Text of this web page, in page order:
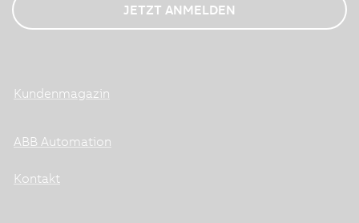
JETZT ANMELDEN
Kundenmagazin
ABB Automation
Kontakt